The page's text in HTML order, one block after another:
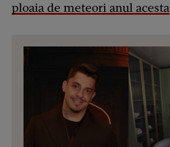
ploaia de meteori anul acesta